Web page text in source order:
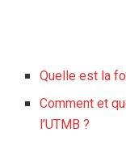
Quelle est la
Comment et
l’UTMB ?